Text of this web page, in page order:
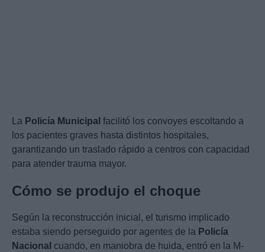
La Policía Municipal facilitó los convoyes escoltando a
los pacientes graves hasta distintos hospitales,
garantizando un traslado rápido a centros con capacidad
para atender trauma mayor.
Cómo se produjo el choque
Según la reconstrucción inicial, el turismo implicado
estaba siendo perseguido por agentes de la Policía
Nacional cuando, en maniobra de huida, entró en la M-